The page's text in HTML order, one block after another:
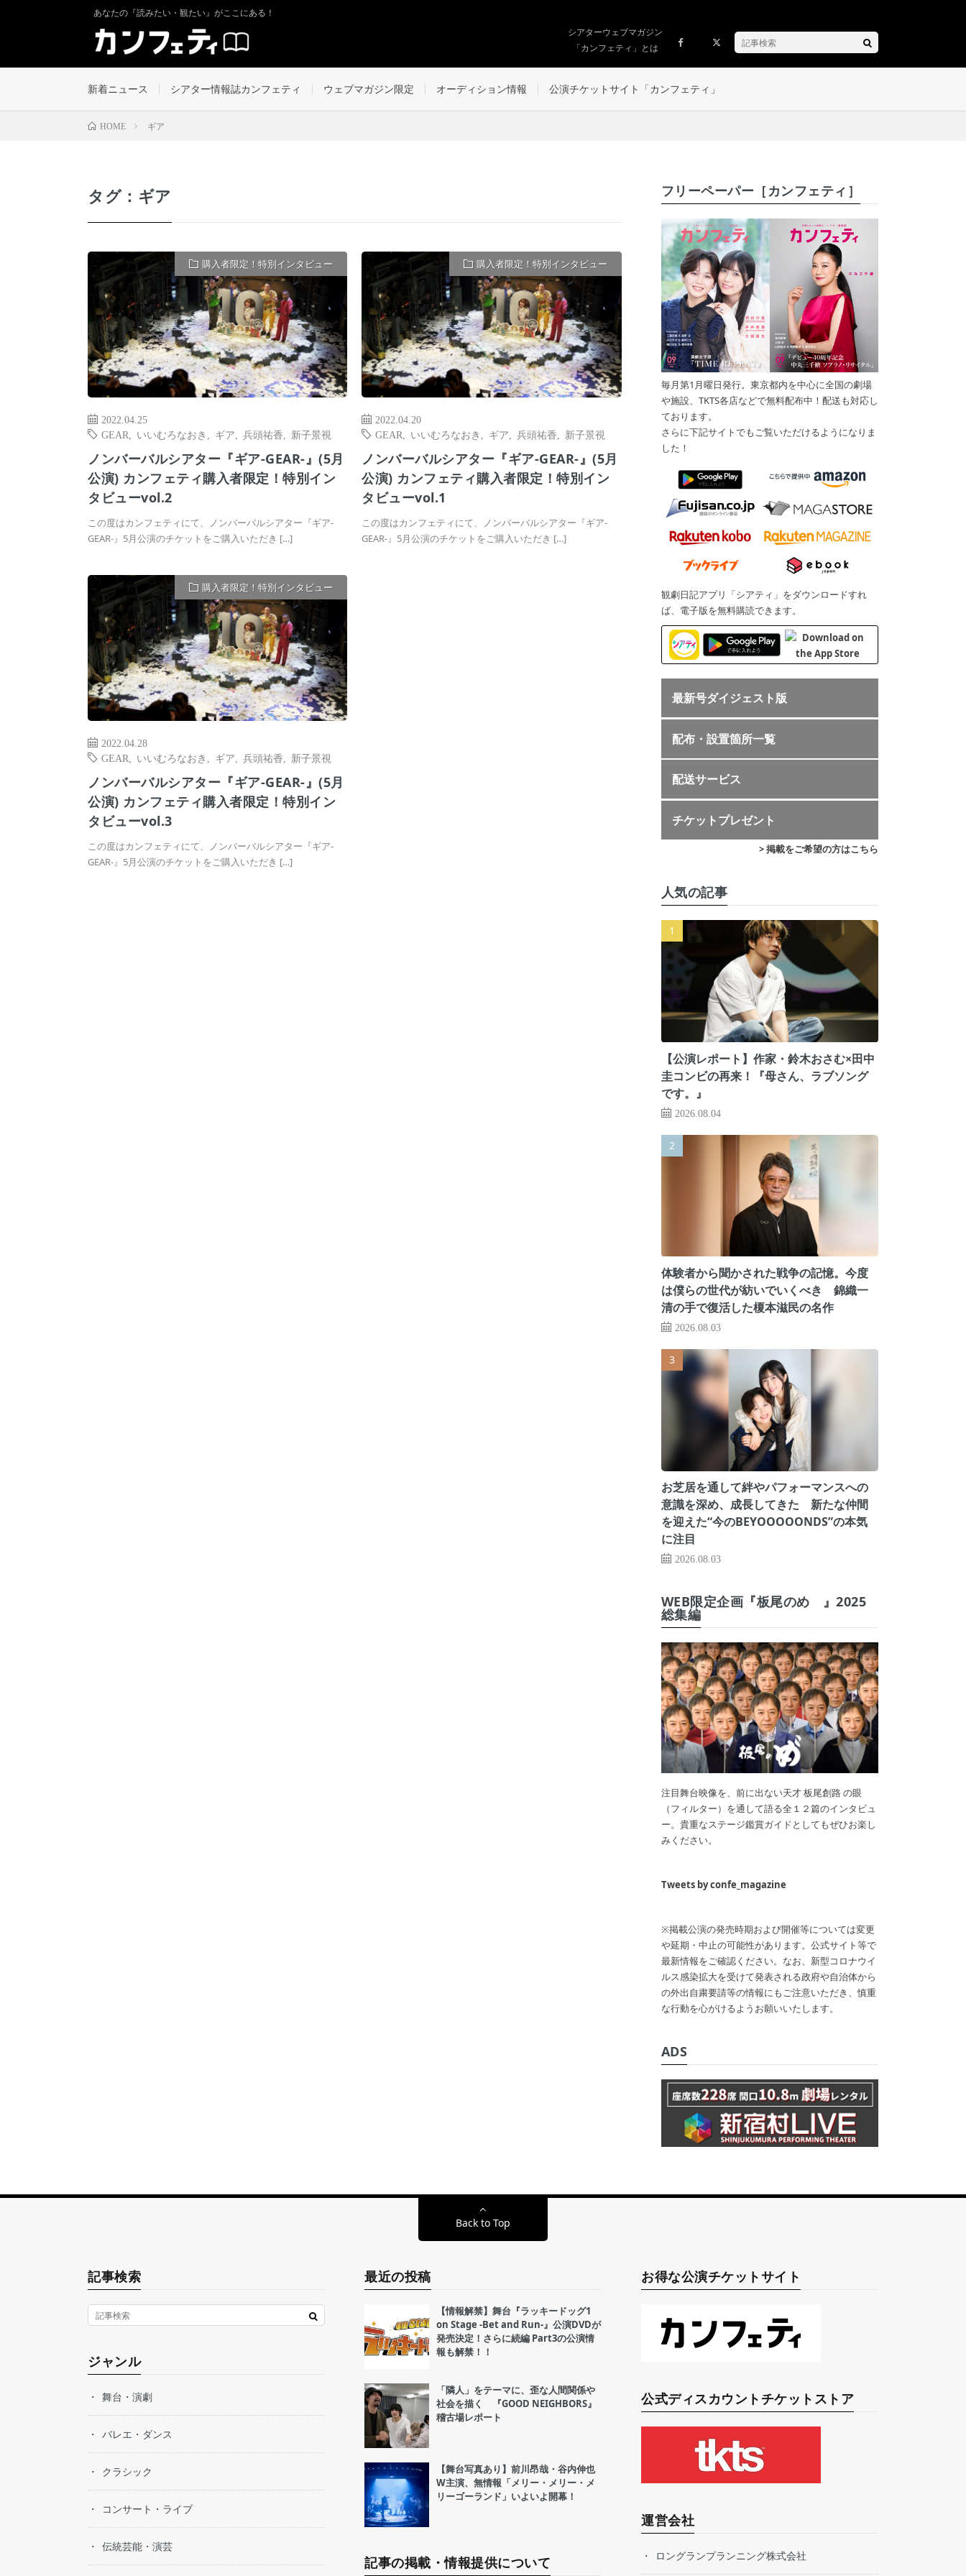
あなたの『読みたい・観たい』がここにある！
シアターウェブマガジン
「カンフェティ」とは
新着ニュース シアター情報誌カンフェティ ウェブマガジン限定 オーディション情報 公演チケットサイト「カンフェティ」
HOME ギア
タグ：ギア
購入者限定！特別インタビュー
2022.04.25
GEAR
いいむろなおき ギア 兵頭祐香 新子景視
ノンバーバルシアター『ギア-GEAR-』(5月
公演) カンフェティ購入者限定！特別イン
タビューvol.2
この度はカンフェティにて、ノンバーバルシアター『ギア-
GEAR-』5月公演のチケットをご購入いただき […]
購入者限定！特別インタビュー
2022.04.20
GEAR
いいむろなおき ギア ,兵頭祐香 新子景視
ノンバーバルシアター『ギア-GEAR-』(5月
公演) カンフェティ購入者限定！特別イン
タビューvol.1
この度はカンフェティにて、ノンバーバルシアター『ギア-
GEAR-』5月公演のチケットをご購入いただき […]
購入者限定！特別インタビュー
2022.04.28
GEAR
いいむろなおき ギア 兵頭祐香 新子景視
ノンバーバルシアター『ギア-GEAR-』(5月
公演) カンフェティ購入者限定！特別イン
タビューvol.3
この度はカンフェティにて、ノンバーバルシアター『ギア-
GEAR-』5月公演のチケットをご購入いただき […]
フリーペーパー［カンフェティ］
毎月第1月曜日発行。東京都内を中心に全国の劇場
や施設、TKTS各店などで無料配布中！配送も対応し
ております。
さらに下記サイトでもご覧いただけるようになりま
した！
観劇日記アプリ「シアティ」をダウンロードすれ
ば、電子版を無料購読できます。
最新号ダイジェスト版
配布・設置箇所一覧
配送サービス
チケットプレゼント
> 掲載をご希望の方はこちら
人気の記事
【公演レポート】作家・鈴木おさむ×田中
圭コンビの再来！『母さん、ラブソング
です。』
2026.08.04
体験者から聞かされた戦争の記憶。今度
は僕らの世代が紡いでいくべき 錦織一
清の手で復活した榎本滋民の名作
2026.08.03
お芝居を通して絆やパフォーマンスへの
意識を深め、成長してきた 新たな仲間
を迎えた“今のBEYOOOOONDS”の本気
に注目
2026.08.03
WEB限定企画『板尾のめ゙』2025
総集編
注目舞台映像を、前に出ない天才 板尾創路 の眼
（フィルター）を通して語る全１２篇のインタビュ
ー。貴重なステージ鑑賞ガイドとしてもぜひお楽し
みください。
Tweets by confe_magazine
※掲載公演の発売時期および開催等については変更
や延期・中止の可能性があります。公式サイト等で
最新情報をご確認ください。なお、新型コロナウイ
ルス感染拡大を受けて発表される政府や自治体から
の外出自粛要請等の情報にもご注意いただき、慎重
な行動を心がけるようお願いいたします。
ADS
Back to Top
記事検索
ジャンル
舞台・演劇
バレエ・ダンス
クラシック
コンサート・ライブ
伝統芸能・演芸
最近の投稿
【情報解禁】舞台『ラッキードッグ1
on Stage -Bet and Run-』公演DVDが
発売決定！さらに続編 Part3の公演情
報も解禁！！
「隣人」をテーマに、歪な人間関係や
社会を描く 『GOOD NEIGHBORS』
稽古場レポート
【舞台写真あり】前川昂哉・谷内伸也
W主演、無情報「メリー・メリー・メ
リーゴーランド」いよいよ開幕！
記事の掲載・情報提供について
お得な公演チケットサイト
公式ディスカウントチケットストア
運営会社
ロングランプランニング株式会社